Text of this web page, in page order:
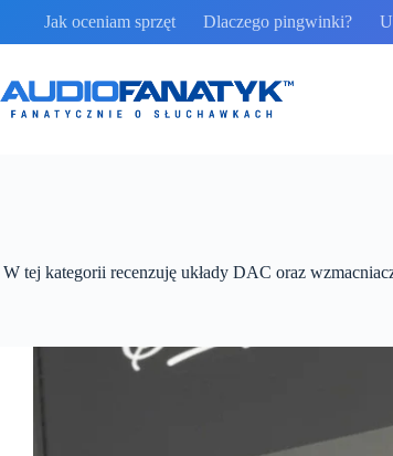
treści
Jak oceniam sprzęt Dlaczego pingwinki?
W tej kategorii recenzuję układy DAC oraz